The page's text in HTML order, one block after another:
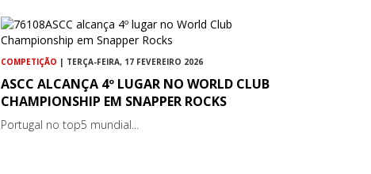
COMPETIÇÃO | TERÇA-FEIRA, 17 FEVEREIRO 2026
ASCC ALCANÇA 4º LUGAR NO WORLD CLUB
CHAMPIONSHIP EM SNAPPER ROCKS
Portugal no top5 mundial...